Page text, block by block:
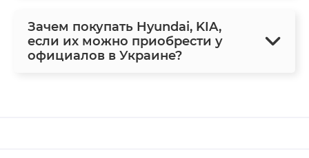
Зачем покупать Hyundai, KIA,
если их можно приобрести у
официалов в Украине?